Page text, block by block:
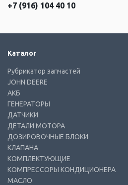
+7 (916) 104 40 10
Каталог
Рубрикатор запчастей
JOHN DEERE
АКБ
ГЕНЕРАТОРЫ
ДАТЧИКИ
ДЕТАЛИ МОТОРА
ДОЗИРОВОЧНЫЕ БЛОКИ
КЛАПАНА
КОМПЛЕКТУЮЩИЕ
КОМПРЕССОРЫ КОНДИЦИОНЕРА
МАСЛО